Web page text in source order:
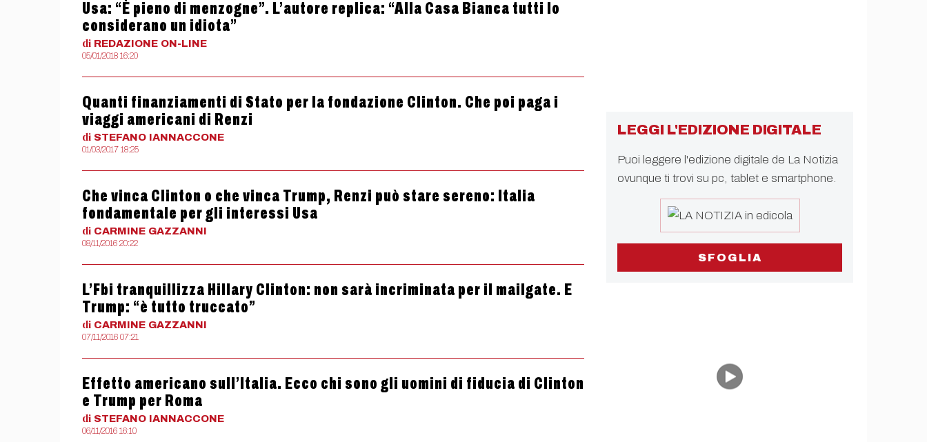
Usa: “È pieno di menzogne”. L’autore replica: “Alla Casa Bianca tutti lo
considerano un idiota”
di REDAZIONE ON-LINE
05/01/2018 16:20
Quanti finanziamenti di Stato per la fondazione Clinton. Che poi paga i
viaggi americani di Renzi
di STEFANO IANNACCONE
01/03/2017 18:25
Che vinca Clinton o che vinca Trump, Renzi può stare sereno: Italia
fondamentale per gli interessi Usa
di CARMINE GAZZANNI
08/11/2016 20:22
L’Fbi tranquillizza Hillary Clinton: non sarà incriminata per il mailgate. E
Trump: “è tutto truccato”
di CARMINE GAZZANNI
07/11/2016 07:21
Effetto americano sull’Italia. Ecco chi sono gli uomini di fiducia di Clinton
e Trump per Roma
di STEFANO IANNACCONE
06/11/2016 16:10
LEGGI L'EDIZIONE DIGITALE
Puoi leggere l'edizione digitale de La Notizia
ovunque ti trovi su pc, tablet e smartphone.
SFOGLIA